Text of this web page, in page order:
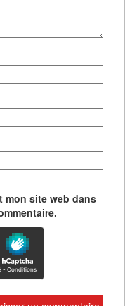
mon site web dans